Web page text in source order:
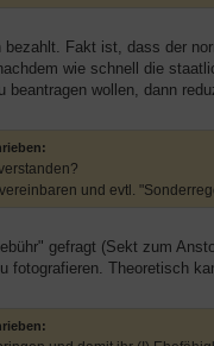
Fakt ist, dass der
wie schnell die
wollen, dann
und evtl.
gefragt (Sekt zum
fotografieren. Theoretisch